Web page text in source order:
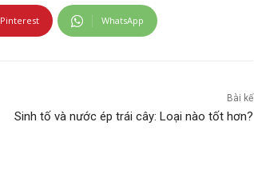
Pinterest WhatsApp
Bài kế
Sinh tố và nước ép trái cây: Loại nào tốt hơn?